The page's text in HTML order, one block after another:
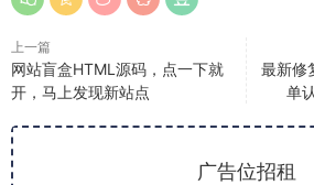
上一篇
网站盲盒HTML源码，点一下就
开，马上发现新站点
最新修
单
广告位招租